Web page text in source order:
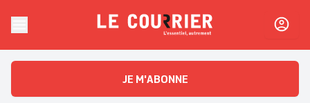
Le CourrierL'essentiel, autrement
JE M'ABONNE